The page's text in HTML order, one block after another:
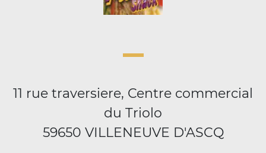
11 rue traversiere, Centre commercial
du Triolo
59650 VILLENEUVE D'ASCQ